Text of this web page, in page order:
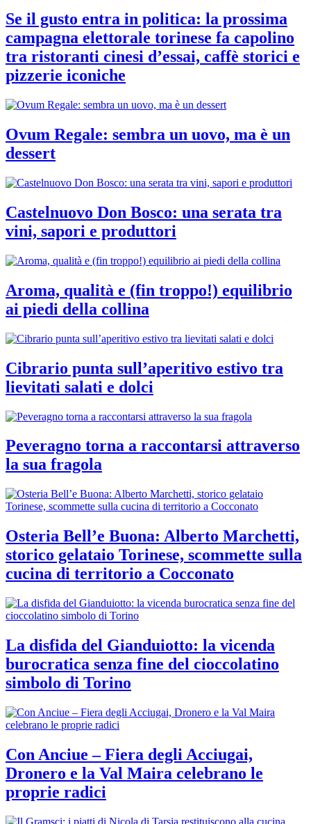
Se il gusto entra in politica: la prossima
campagna elettorale torinese fa capolino
tra ristoranti cinesi d’essai, caffè storici e
pizzerie iconiche
Ovum Regale: sembra un uovo, ma è un
dessert
Castelnuovo Don Bosco: una serata tra
vini, sapori e produttori
Aroma, qualità e (fin troppo!) equilibrio
ai piedi della collina
Cibrario punta sull’aperitivo estivo tra
lievitati salati e dolci
Peveragno torna a raccontarsi attraverso
la sua fragola
Osteria Bell’e Buona: Alberto Marchetti,
storico gelataio Torinese, scommette sulla
cucina di territorio a Cocconato
La disfida del Gianduiotto: la vicenda
burocratica senza fine del cioccolatino
simbolo di Torino
Con Anciue – Fiera degli Acciugai,
Dronero e la Val Maira celebrano le
proprie radici